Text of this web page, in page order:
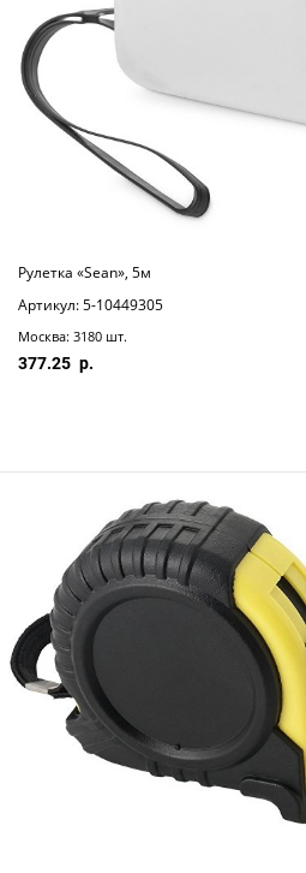
Рулетка «Sean», 5м
Артикул: 5-10449305
Москва: 3180 шт.
377.25